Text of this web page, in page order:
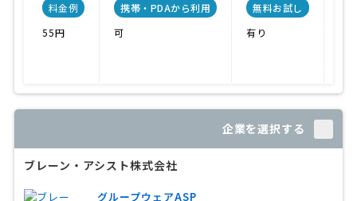
料金例
55円
携帯・PDAから利用
可
無料お試し
有り
企業を選択する
ブレーン・アシスト株式会社
グループウェアASP